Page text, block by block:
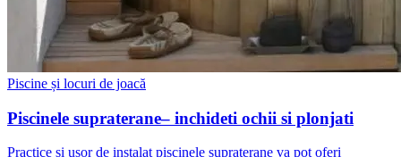
Piscine și locuri de joacă
Piscinele supraterane– inchideti ochii si plonjati
Practice si usor de instalat piscinele supraterane va pot oferi